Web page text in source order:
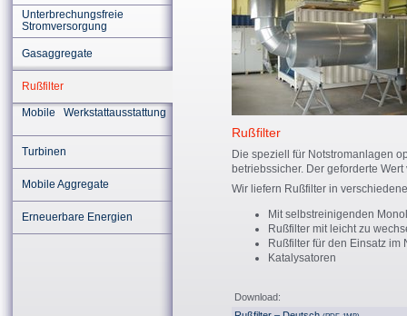
Unterbrechungsfreie
Stromversorgung
Gasaggregate
Rußfilter
Mobile Werkstattausstattung
Turbinen
Mobile Aggregate
Erneuerbare Energien
Rußfilter
Die speziell für Notstromanlagen
betriebssicher. Der geforderte
Wir liefern Rußfilter in
Mit selbstreinigenden
Rußfilter mit leicht zu
Rußfilter für den Einsatz im
Katalysatoren
Download: